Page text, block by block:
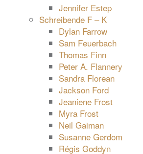
Jennifer Estep
Schreibende F – K
Dylan Farrow
Sam Feuerbach
Thomas Finn
Peter A. Flannery
Sandra Florean
Jackson Ford
Jeaniene Frost
Myra Frost
Neil Gaiman
Susanne Gerdom
Régis Goddyn